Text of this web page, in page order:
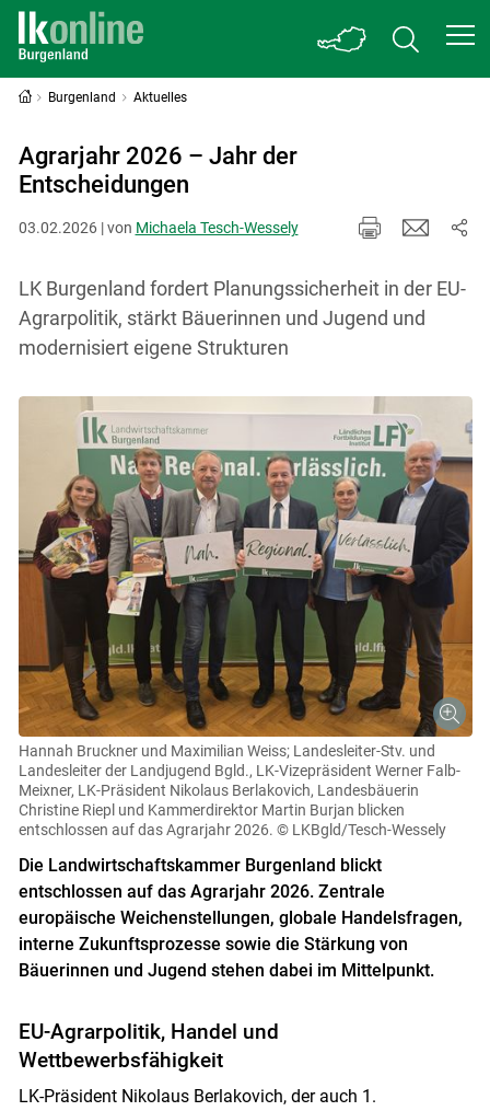
Burgenland Aktuelles
Agrarjahr 2026 – Jahr der
Entscheidungen
03.02.2026 | von Michaela Tesch-Wessely
LK Burgenland fordert Planungssicherheit in der EU-
Agrarpolitik, stärkt Bäuerinnen und Jugend und
modernisiert eigene Strukturen
Hannah Bruckner und Maximilian Weiss; Landesleiter-Stv. und
Landesleiter der Landjugend Bgld., LK-Vizepräsident Werner Falb-
Meixner, LK-Präsident Nikolaus Berlakovich, Landesbäuerin
Christine Riepl und Kammerdirektor Martin Burjan blicken
entschlossen auf das Agrarjahr 2026. © LKBgld/Tesch-Wessely
Die Landwirtschaftskammer Burgenland blickt
entschlossen auf das Agrarjahr 2026. Zentrale
europäische Weichenstellungen, globale Handelsfragen,
interne Zukunftsprozesse sowie die Stärkung von
Bäuerinnen und Jugend stehen dabei im Mittelpunkt.
EU-Agrarpolitik, Handel und
Wettbewerbsfähigkeit
LK-Präsident Nikolaus Berlakovich, der auch 1.